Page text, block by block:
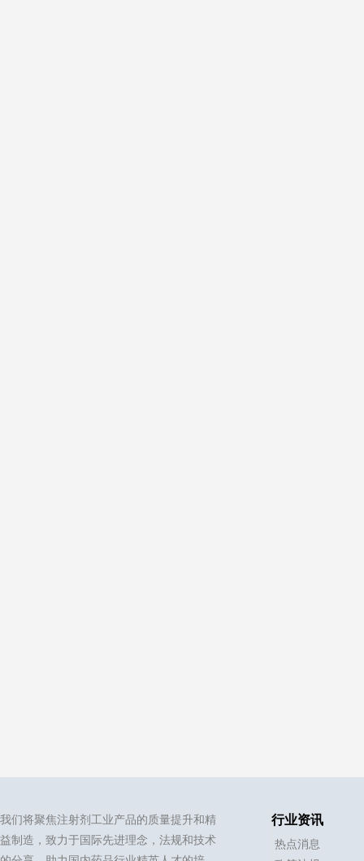
我们将聚焦注射剂工业产品的质量提升和精
益制造，致力于国际先进理念，法规和技术
行业资讯
热点消息